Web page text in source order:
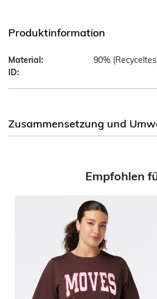
Produktinformation
Material:
90%
ID:
Zusammensetzung und
Empfohlen